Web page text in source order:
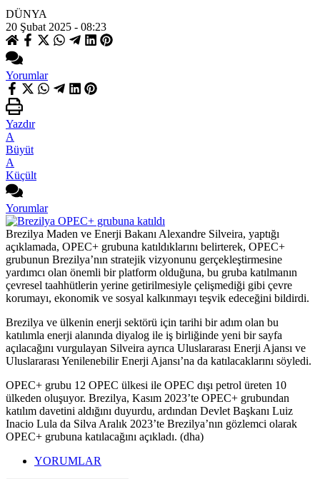
DÜNYA
20 Şubat 2025 - 08:23
Yorumlar
Yazdır
A
Büyüt
A
Küçült
Yorumlar
Brezilya Maden ve Enerji Bakanı Alexandre Silveira, yaptığı
açıklamada, OPEC+ grubuna katıldıklarını belirterek, OPEC+
grubunun Brezilya’nın stratejik vizyonunu gerçekleştirmesine
yardımcı olan önemli bir platform olduğuna, bu gruba katılmanın
çevresel taahhütlerin yerine getirilmesiyle çelişmediği gibi çevre
korumayı, ekonomik ve sosyal kalkınmayı teşvik edeceğini bildirdi.
Brezilya ve ülkenin enerji sektörü için tarihi bir adım olan bu
katılımla enerji alanında diyalog ile iş birliğinde yeni bir sayfa
açılacağını vurgulayan Silveira ayrıca Uluslararası Enerji Ajansı ve
Uluslararası Yenilenebilir Enerji Ajansı’na da katılacaklarını söyledi.
OPEC+ grubu 12 OPEC ülkesi ile OPEC dışı petrol üreten 10
ülkeden oluşuyor. Brezilya, Kasım 2023’te OPEC+ grubundan
katılım davetini aldığını duyurdu, ardından Devlet Başkanı Luiz
Inacio Lula da Silva Aralık 2023’te Brezilya’nın gözlemci olarak
OPEC+ grubuna katılacağını açıkladı. (dha)
YORUMLAR